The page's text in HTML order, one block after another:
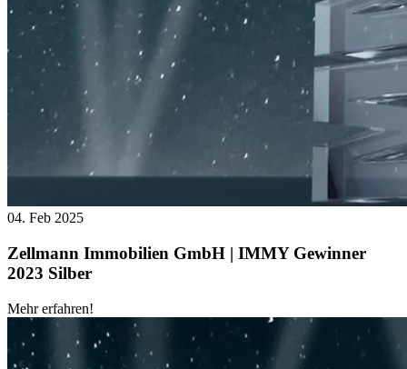
04. Feb 2025
Zellmann Immobilien GmbH | IMMY Gewinner
2023 Silber
Mehr erfahren!